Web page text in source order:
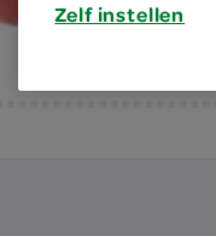
Zelf instellen